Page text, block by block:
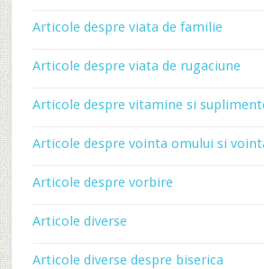
Articole despre viata de familie
Articole despre viata de rugaciune
Articole despre vitamine si
Articole despre vointa omului si
Articole despre vorbire
Articole diverse
Articole diverse despre biserica